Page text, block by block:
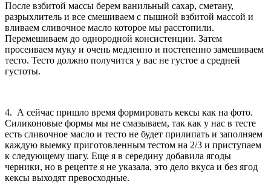
После взбитой массы берем ванильный сахар, сметану,
разрыхлитель и все смешиваем с пышной взбитой массой и
вливаем сливочное масло которое мы расстопили.
Перемешиваем до однородной консистенции. Затем
просеиваем муку и очень медленно и постепенно замешиваем
тесто. Тесто должно получится у вас не густое а средней
густоты.
4. А сейчас пришло время формировать кексы как на фото.
Силиконовые формы мы не смазываем, так как у нас в тесте
есть сливочное масло и тесто не будет прилипать и заполняем
каждую выемку приготовленным тестом на 2/3 и приступаем
к следующему шагу. Еще я в середину добавила ягоды
черники, но в рецепте я не указала, это дело вкуса и без ягод
кексы выходят превосходные.